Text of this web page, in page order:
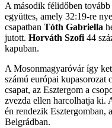
A második félidőben
együttes, amely 32:19-re
csapatban Tóth Gabriella
jutott. Horváth Szofi 44
kapuban.
A Mosonmagyaróvár így
számú európai kupasorozat
csapat, az Esztergom a
zvezda ellen harcolhatja ki.
én rendezik Esztergomban,
Belgrádban.